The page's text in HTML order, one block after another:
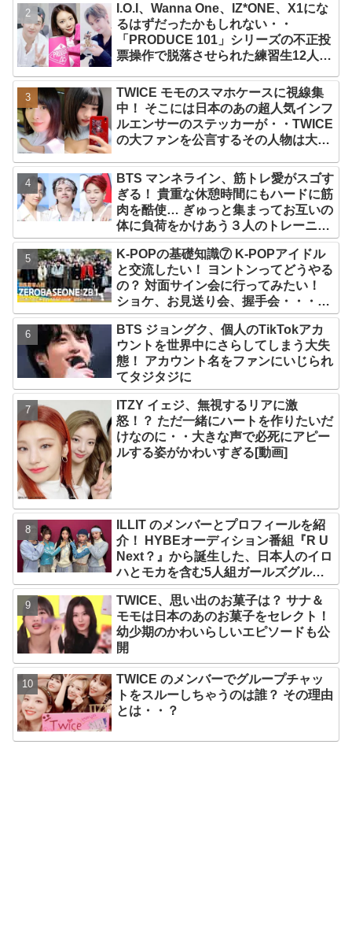
I.O.I、Wanna One、IZ*ONE、X1にな
るはずだったかもしれない・・
「PRODUCE 101」シリーズの不正投
票操作で脱落させられた練習生12人の
TWICE モモのスマホケースに視線集
中！ そこには日本のあの超人気インフ
ルエンサーのステッカーが・・TWICE
の大ファンを公言するその人物は大よ
と話題沸騰
BTS マンネライン、筋トレ愛がスゴす
ぎる！ 貴重な休憩時間にもハードに筋
肉を酷使… ぎゅっと集まってお互いの
体に負荷をかけあう３人のトレーニン
グ風景がかわいすぎるとファンくぎづ
け
K-POPの基礎知識⑦ K-POPアイドル
と交流したい！ ヨントンってどうやる
の？ 対面サイン会に行ってみたい！
ショケ、お見送り会、握手会・・・リ
リースイベントあれこれを紹介
BTS ジョングク、個人のTikTokアカ
ウントを世界中にさらしてしまう大失
態！ アカウント名をファンにいじられ
てタジタジに
ITZY イェジ、無視するリアに激
怒！？ ただ一緒にハートを作りたいだ
けなのに・・大きな声で必死にアピー
ルする姿がかわいすぎる[動画]
ILLIT のメンバーとプロフィールを紹
介！ HYBEオーディション番組『R U
Next？』から誕生した、日本人のイロ
ハとモカを含む5人組ガールズグルー
プ！ デビュー曲「Magnetic」がいき
なりの大ヒット
TWICE、思い出のお菓子は？ サナ＆
モモは日本のあのお菓子をセレクト！
幼少期のかわいらしいエピソードも公
開
TWICE のメンバーでグループチャッ
トをスルーしちゃうのは誰？ その理由
とは・・？